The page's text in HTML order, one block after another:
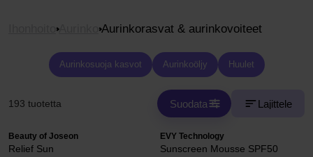
Aurinko Aurinkorasvat & aurinkovoiteet
Aurinkosuoja kasvot Aurinkoöljy Huulet
193 tuotetta Suodata Lajittele
Beauty of Joseon
Relief Sun
EVY Technology
Sunscreen Mousse SPF50